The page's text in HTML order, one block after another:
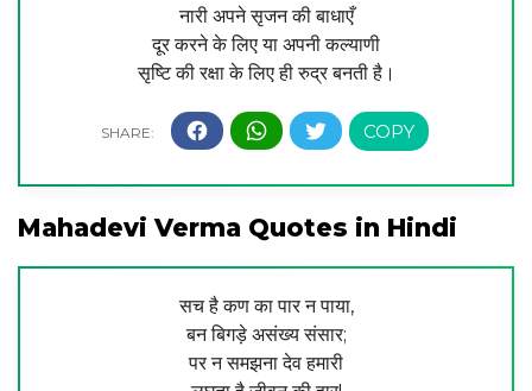
नारी अपने सृजन की बाधाएँ
दूर करने के लिए या अपनी कल्याणी
सृष्टि की रक्षा के लिए ही रुद्र बनती है।
Mahadevi Verma Quotes in Hindi
सच है कण का पार न पाया,
बन बिगड़े असंख्य संसार;
पर न समझना देव हमारी